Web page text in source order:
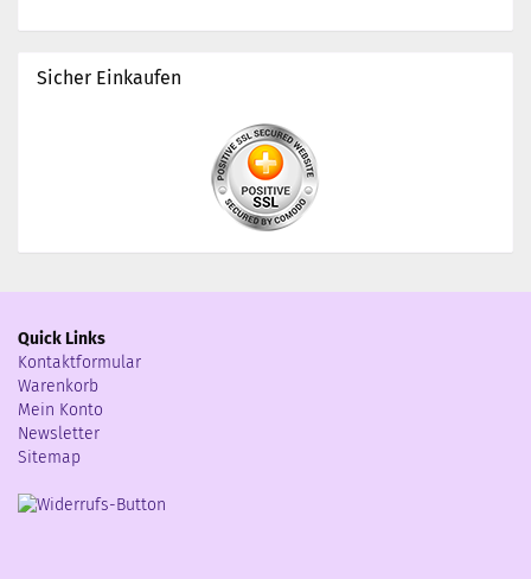
Sicher Einkaufen
Quick Links
Kontaktformular
Warenkorb
Mein Konto
Newsletter
Sitemap